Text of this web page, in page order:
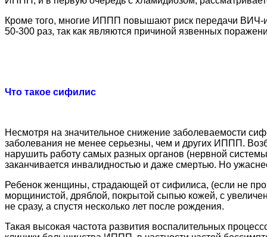
Кроме того, многие ИППП повышают риск передачи ВИЧ-
50-300 раз, так как являются причиной язвенных
Что такое сифилис
Несмотря на значительное снижение заболеваемости
заболевания не менее серьезны, чем и других ИППП.
нарушить работу самых разных органов (нервной
заканчивается инвалидностью и даже смертью. Но
Ребенок женщины, страдающей от сифилиса, (если не
морщинистой, дряблой, покрытой сыпью кожей, с
не сразу, а спустя несколько лет после рождения.
Такая высокая частота развития воспалительных